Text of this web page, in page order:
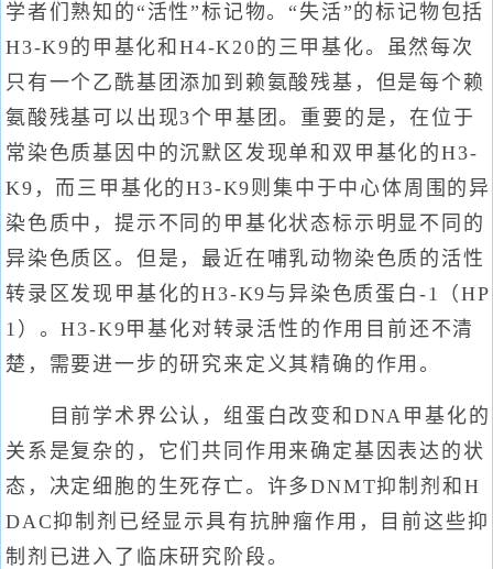
学者们熟知的“活性”标记物。“失活”的标记物包括
H3-K9的甲基化和H4-K20的三甲基化。虽然每次
只有一个乙酰基团添加到赖氨酸残基，但是每个赖
氨酸残基可以出现3个甲基团。重要的是，在位于
常染色质基因中的沉默区发现单和双甲基化的H3-
K9，而三甲基化的H3-K9则集中于中心体周围的异
染色质中，提示不同的甲基化状态标示明显不同的
异染色质区。但是，最近在哺乳动物染色质的活性
转录区发现甲基化的H3-K9与异染色质蛋白-1（HP
1）。H3-K9甲基化对转录活性的作用目前还不清
楚，需要进一步的研究来定义其精确的作用。
目前学术界公认，组蛋白改变和DNA甲基化的
关系是复杂的，它们共同作用来确定基因表达的状
态，决定细胞的生死存亡。许多DNMT抑制剂和H
DAC抑制剂已经显示具有抗肿瘤作用，目前这些抑
制剂已进入了临床研究阶段。